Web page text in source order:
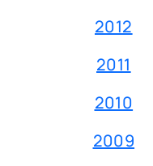
2012
2011
2010
2009